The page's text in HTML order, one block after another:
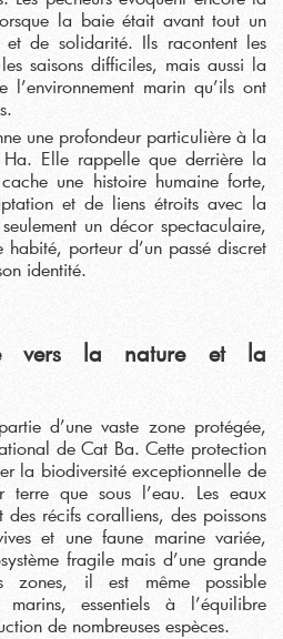
la baie était avant tout un
de solidarité. Ils racontent les
saisons difficiles, mais aussi la
l’environnement marin qu’ils ont
une profondeur particulière à la
Elle rappelle que derrière la
une histoire humaine forte,
et de liens étroits avec la
un décor spectaculaire,
porteur d’un passé discret
identité.
vers la nature et la
d’une vaste zone protégée,
de Cat Ba. Cette protection
la biodiversité exceptionnelle de
que sous l’eau. Les eaux
récifs coralliens, des poissons
et une faune marine variée,
fragile mais d’une grande
zones, il est même possible
marins, essentiels à l’équilibre
de nombreuses espèces.